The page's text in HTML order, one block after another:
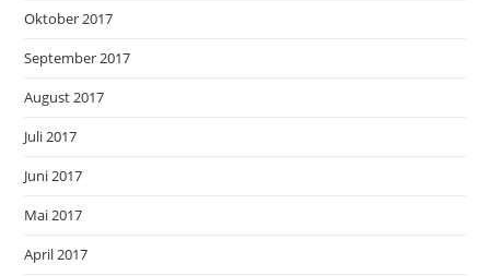
Oktober 2017
September 2017
August 2017
Juli 2017
Juni 2017
Mai 2017
April 2017